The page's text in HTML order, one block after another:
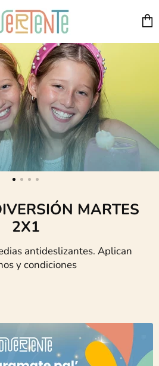
MARTES
2X1
antideslizantes. Aplican
y condiciones